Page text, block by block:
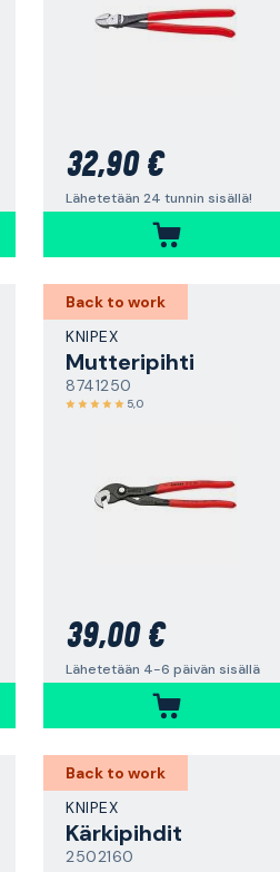
32,90 €
Lähetetään 24 tunnin sisällä!
Back to work
KNIPEX
Mutteripihti
8741250
5,0
39,00 €
Lähetetään 4-6 päivän sisällä
Back to work
KNIPEX
Kärkipihdit
2502160